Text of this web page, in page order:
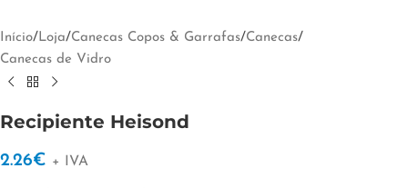
Início/Loja/Canecas Copos & Garrafas/Canecas/
Canecas de Vidro
Recipiente Heisond
2.26€ + IVA